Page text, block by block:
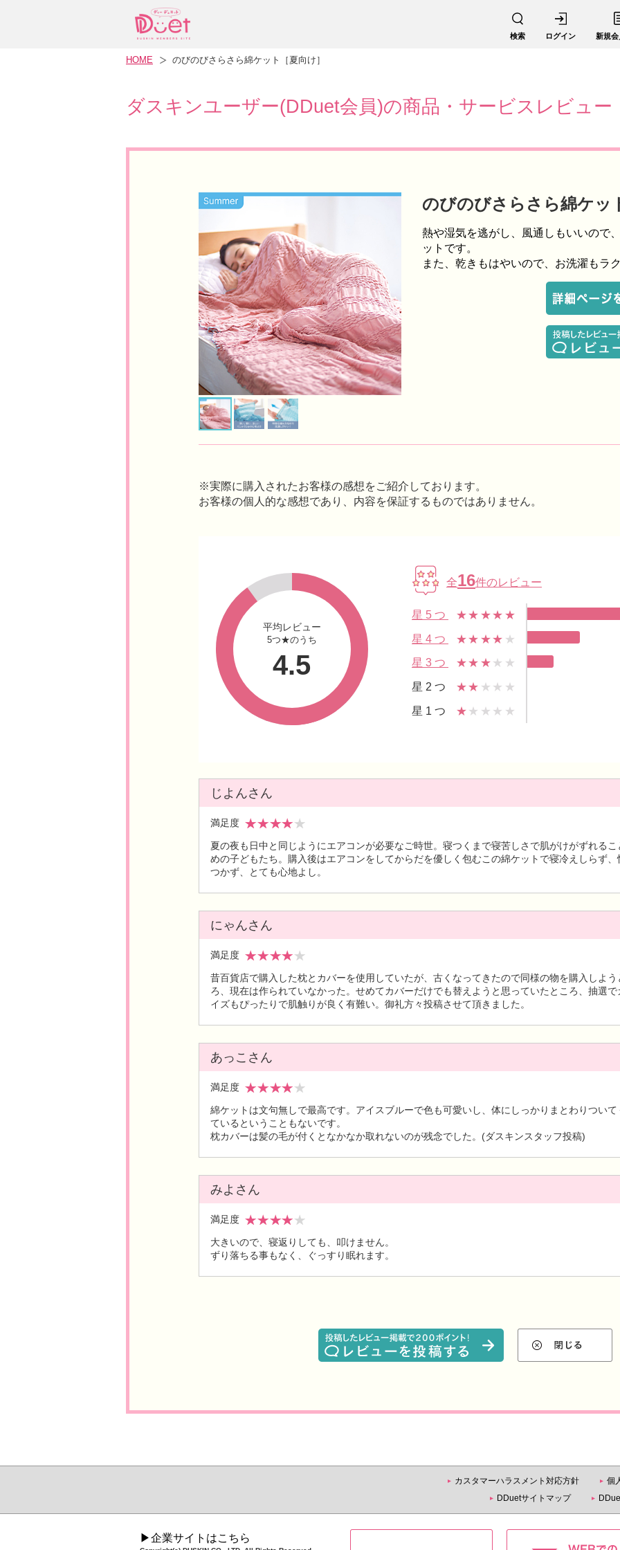
検索 ログイン 新規
HOME のびのびさらさら綿ケット［夏向け］
ダスキンユーザー(DDuet会員)の商品・サービスレビュー
のびのびさらさら綿ケッ
熱や湿気を逃がし、風通しもいいので
ットです。
また、乾きもはやいので、お洗濯もラ
※実際に購入されたお客様の感想をご紹介しております。
お客様の個人的な感想であり、内容を保証するものではありません。
平均レビュー
5つ★のうち
4.5
全16件のレビュー
星5つ ★★★★★
星4つ ★★★★ ★
星3つ ★★★ ★★
星2つ ★★ ★★★
星1つ ★ ★★★★
じよんさん
満足度
夏の夜も日中と同じようにエアコンが必要なご時世。寝つくまで寝苦しさで肌がけがずれる
めの子どもたち。購入後はエアコンをしてからだを優しく包むこの綿ケットで寝冷えしらず
つかず、とても心地よし。
にゃんさん
満足度
昔百貨店で購入した枕とカバーを使用していたが、古くなってきたので同様の物を購入しよ
ろ、現在は作られていなかった。せめてカバーだけでも替えようと思っていたところ、抽選
イズもぴったりで肌触りが良く有難い。御礼方々投稿させて頂きました。
あっこさん
満足度
綿ケットは文句無しで最高です。アイスブルーで色も可愛いし、体にしっかりまとわりつい
ているということもないです。
枕カバーは髪の毛が付くとなかなか取れないのが残念でした。(ダスキンスタッフ投稿)
みよさん
満足度
大きいので、寝返りしても、叩けません。
ずり落ちる事もなく、ぐっすり眠れます。
カスタマーハラスメント対応方針
個
DDuetサイトマップ
▶企業サイトはこちら